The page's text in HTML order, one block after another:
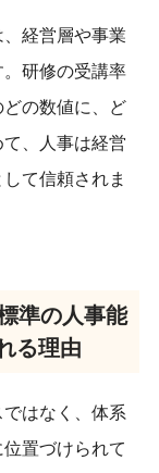
経営層や事業
研修の受講率
の数値に、ど
、人事は経営
て信頼されま
準の人事能
る理由
はなく、体系
置づけられて